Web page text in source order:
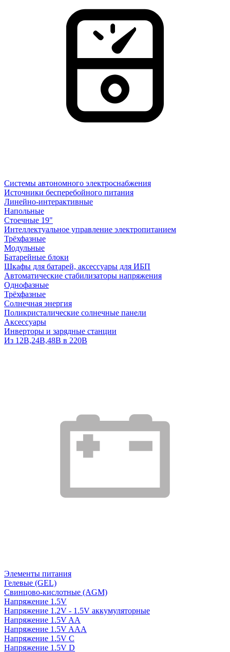
Системы автономного электроснабжения
Источники бесперебойного питания
Линейно-интерактивные
Напольные
Стоечные 19"
Интеллектуальное управление электропитанием
Трёхфазные
Модульные
Батарейные блоки
Шкафы для батарей, аксессуары для ИБП
Автоматические стабилизаторы напряжения
Однофазные
Трёхфазные
Солнечная энергия
Поликристалические солнечные панели
Аксессуары
Инверторы и зарядные станции
Из 12В,24В,48В в 220В
Элементы питания
Гелевые (GEL)
Свинцово-кислотные (AGM)
Напряжение 1.5V
Напряжение 1.2V - 1.5V аккумуляторные
Напряжение 1.5V AA
Напряжение 1.5V AAA
Напряжение 1.5V C
Напряжение 1.5V D